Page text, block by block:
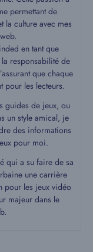
permettant de
la culture avec mes
en tant que
responsabilité de
que chaque
pour les lecteurs.
guides de jeux, ou
un style amical, je
des informations
pour moi.
qui a su faire de sa
une carrière
pour les jeux vidéo
majeur dans le